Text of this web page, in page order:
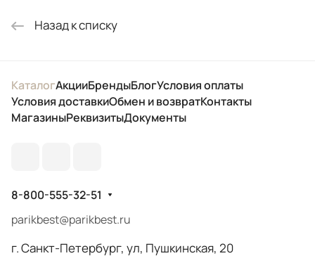
Назад к списку
КаталогАкцииБрендыБлогУсловия оплаты
Условия доставкиОбмен и возвратКонтакты
МагазиныРеквизитыДокументы
8-800-555-32-51
parikbest@parikbest.ru
г. Санкт-Петербург, ул, Пушкинская, 20